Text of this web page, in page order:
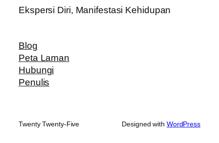
Ekspersi Diri, Manifestasi Kehidupan
Blog
Peta Laman
Hubungi
Penulis
Twenty Twenty-Five Designed with WordPress